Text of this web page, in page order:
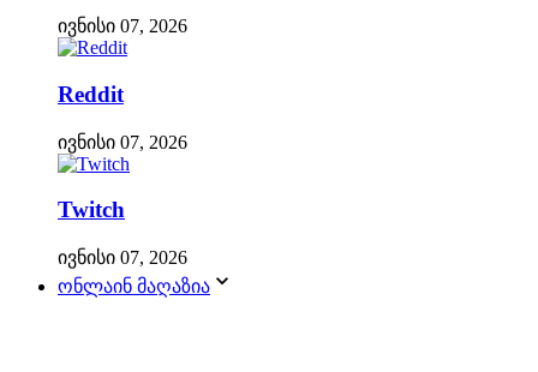
ივნისი 07, 2026
Reddit
ივნისი 07, 2026
Twitch
ივნისი 07, 2026
ონლაინ მაღაზია